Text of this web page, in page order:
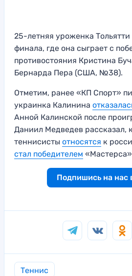
25-летняя уроженка
финала, где она сыграет с
противостояния Кристина
Бернарда Пера (США, №38).
Отметим, ранее «КП Спорт»
украинка Калинина
Анной Калинской после
Даниил Медведев рассказал,
теннисисты относятся к
стал победителем
Подпишись на нас
Теннис